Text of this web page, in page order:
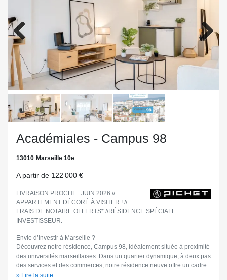
Previo
us
Next
Académiales - Campus 98
13010 Marseille 10e
A partir de 122 000 €
LIVRAISON PROCHE : JUIN 2026 //
APPARTEMENT DÉCORÉ À VISITER ! //
FRAIS DE NOTAIRE OFFERTS* //RÉSIDENCE SPÉCIALE
INVESTISSEUR.
Envie d’investir à Marseille ?
Découvrez notre résidence, Campus 98, idéalement située à proximité
des universités marseillaises. Dans un quartier dynamique, à deux pas
des services et des commerces, notre résidence neuve offre un cadre
de vie de qualité.
» Lire la suite